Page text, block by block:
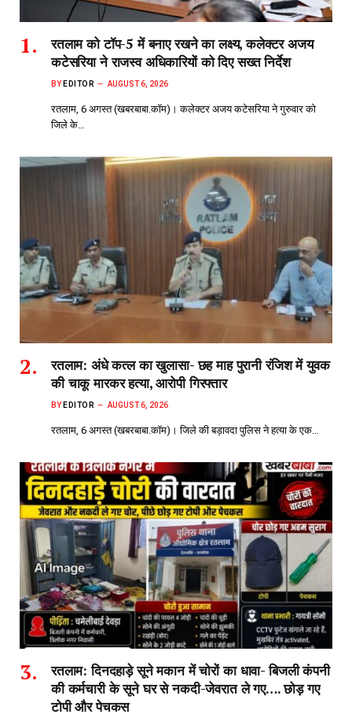
रतलाम को टॉप-5 में बनाए रखने का लक्ष्य, कलेक्टर अजय
कटेसरिया ने राजस्व अधिकारियों को दिए सख्त निर्देश
BY EDITOR AUGUST 6, 2026
रतलाम, 6 अगस्त (खबरबाबा.कॉम)। कलेक्टर अजय कटेसरिया ने गुरुवार को
जिले के…
रतलाम: अंधे कत्ल का खुलासा- छह माह पुरानी रंजिश में युवक
की चाकू मारकर हत्या, आरोपी गिरफ्तार
BY EDITOR AUGUST 6, 2026
रतलाम, 6 अगस्त (खबरबाबा.कॉम)। जिले की बड़ावदा पुलिस ने हत्या के एक…
रतलाम: दिनदहाड़े सूने मकान में चोरों का धावा- बिजली कंपनी
की कर्मचारी के सूने घर से नकदी-जेवरात ले गए…. छोड़ गए
टोपी और पेचकस